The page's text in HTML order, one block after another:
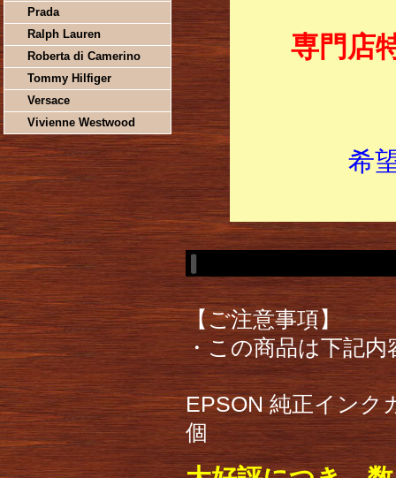
Prada
Ralph Lauren
Roberta di Camerino
Tommy Hilfiger
Versace
Vivienne Westwood
専門店
希
【ご注意事項】
・この商品は下記
EPSON 純正インク
個